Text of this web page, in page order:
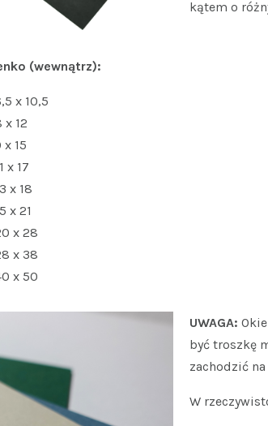
kątem o
(wewnątrz):
x 10,5
x 12
x 15
x 17
x 18
x 21
x 28
x 38
x 50
UWAGA:
być troszkę
zachodzić
W